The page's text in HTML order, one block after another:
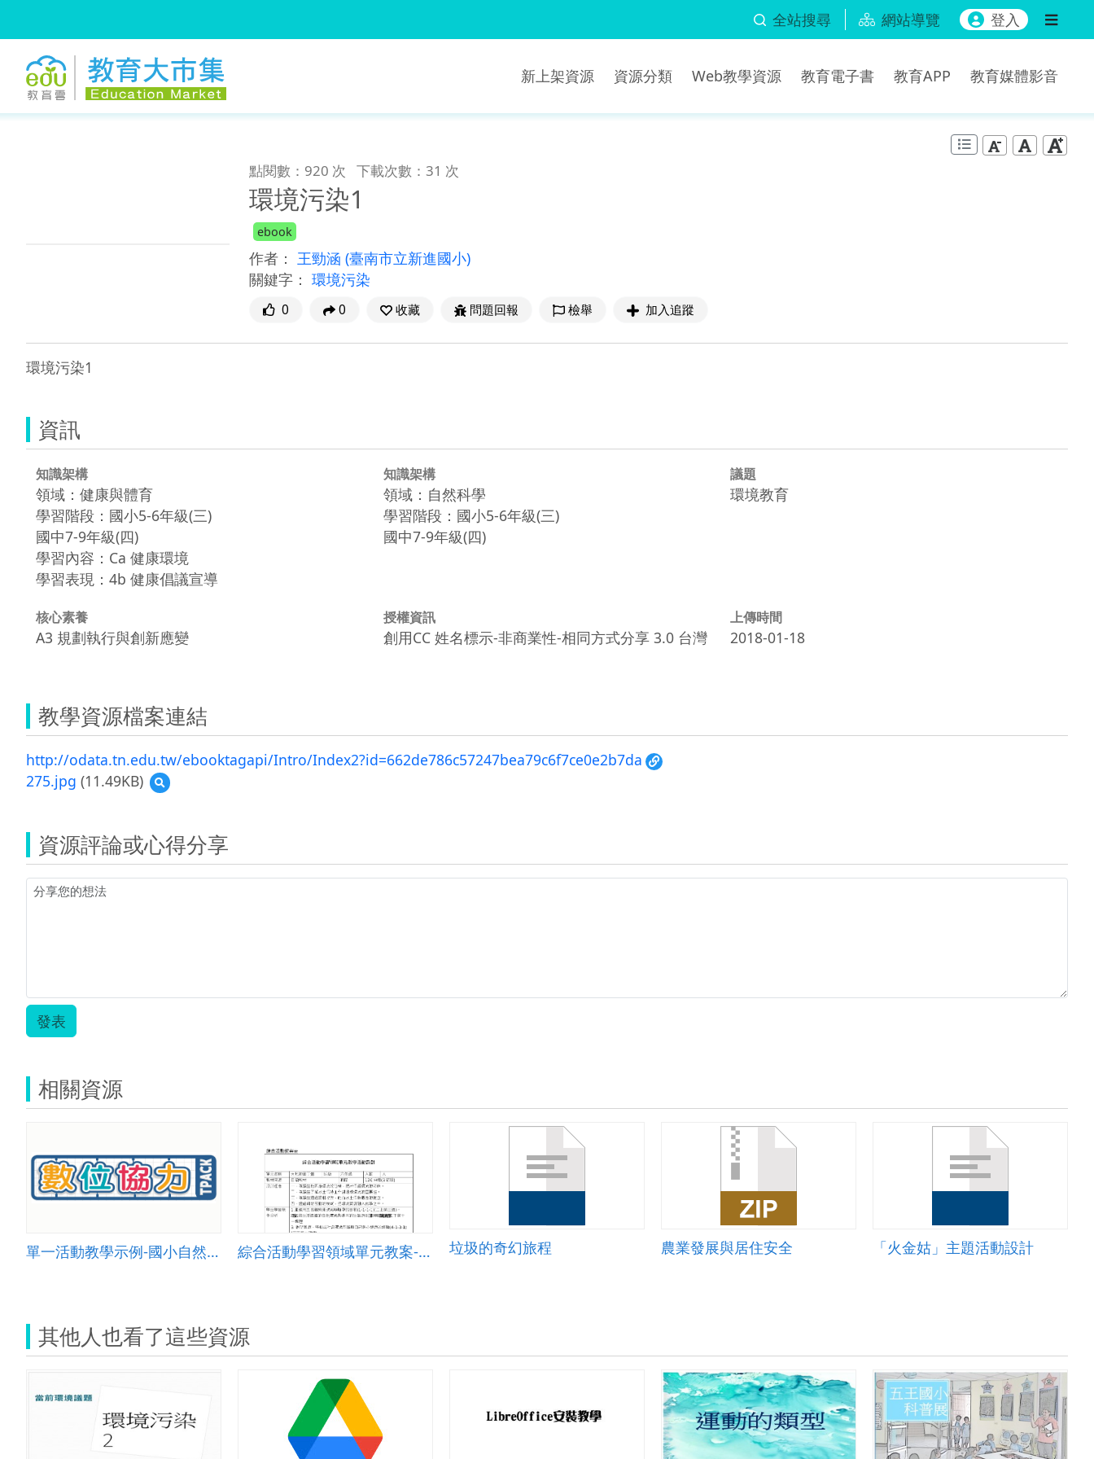
全站搜尋 網站導覽 登入
新上架資源 資源分類 Web教學資源 教育電子書 教育APP 教育媒體影音
點閱數：920 次 下載次數：31 次
環境污染1
ebook
作者： 王勁涵 (臺南市立新進國小)
關鍵字： 環境污染
0 0 收藏 問題回報 檢舉 加入追蹤
環境污染1
資訊
知識架構
領域：健康與體育
學習階段：國小5-6年級(三)
國中7-9年級(四)
學習內容：Ca 健康環境
學習表現：4b 健康倡議宣導
知識架構
領域：自然科學
學習階段：國小5-6年級(三)
國中7-9年級(四)
議題
環境教育
核心素養
A3 規劃執行與創新應變
授權資訊
創用CC 姓名標示-非商業性-相同方式分享 3.0 台灣
上傳時間
2018-01-18
教學資源檔案連結
http://odata.tn.edu.tw/ebooktagapi/Intro/Index2?id=662de786c57247bea79c6f7ce0e2b7da
275.jpg (11.49KB)
預
覽
資源評論或心得分享
發表
相關資源
單一活動教學示例-國小自然 005 綜合活動學習領域單元教案-大地的園丁 垃圾的奇幻旅程 農業發展與居住安全 「火金姑」主題活動設計
其他人也看了這些資源